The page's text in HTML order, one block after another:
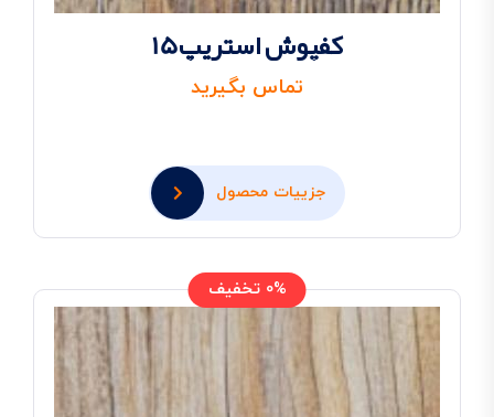
کفپوش استریپ15
تماس بگیرید
جزییات محصول
0% تخفیف